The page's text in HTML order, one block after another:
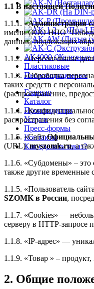
AK4000 (Железные
Пластиковые
Пылезащищенные
Главная
Каталог
Производство
Услуги
Пресс-формы
Контакты
Как сделать заказ?
1.1 В настоящей
1.1.1. «Администрация
имени ООО НПО “Победа”,
данных, подлежащих
1.1.2. «Персональные
1.1.3. «Обработка
таких средств с
(распространение,
1.1.4.
распространения без
1.1.5. «Сайт
(URL):myszomk.ru, а
1.1.6. «Субдомены» – это
также другие временные
1.1.5. «Пользователь сайта
SZOMK в России,
1.1.7. «Cookies» —
серверу в HTTP-запросе
1.1.8. «IP-адрес» —
1.1.9. «Товар » –
2. Общие